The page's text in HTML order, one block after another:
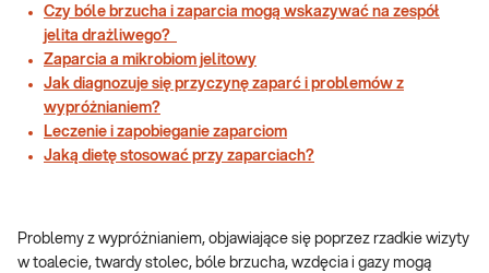
Czy bóle brzucha i zaparcia mogą wskazywać na zespół
jelita drażliwego?
Zaparcia a mikrobiom jelitowy
Jak diagnozuje się przyczynę zaparć i problemów z
wypróżnianiem?
Leczenie i zapobieganie zaparciom
Jaką dietę stosować przy zaparciach?
Problemy z wypróżnianiem, objawiające się poprzez rzadkie wizyty
w toalecie, twardy stolec, bóle brzucha, wzdęcia i gazy mogą